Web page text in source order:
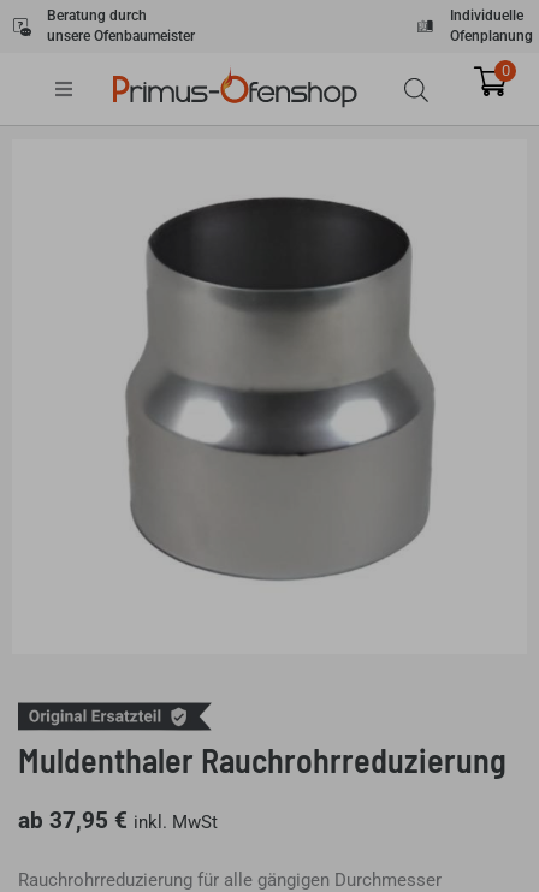
Zum
Inhalt
Beratung durch
unsere Ofenbaumeister
Individuelle
Ofenplanung
0
Muldenthaler Rauchrohrreduzierung
ab 37,95 € inkl. MwSt
Rauchrohrreduzierung für alle gängigen Durchmesser